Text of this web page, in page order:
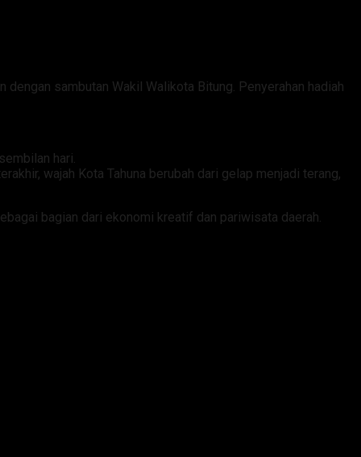
sambutan Wakil Walikota Bitung. Penyerahan hadiah
hari.
wajah Kota Tahuna berubah dari gelap menjadi terang,
bagian dari ekonomi kreatif dan pariwisata daerah.